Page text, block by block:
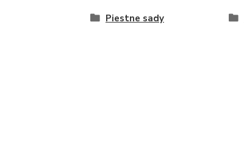
Piestne sady